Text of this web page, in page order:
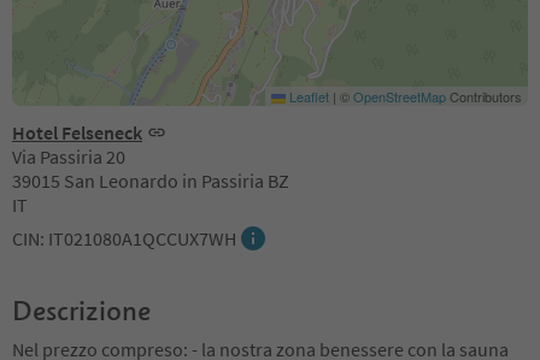
Hotel Felseneck
Via Passiria 20
39015 San Leonardo in Passiria BZ
IT
CIN: IT021080A1QCCUX7WH
Leaflet | ©OpenStreetMapContributors
Descrizione
Nel prezzo compreso: - la nostra zona benessere con la sauna